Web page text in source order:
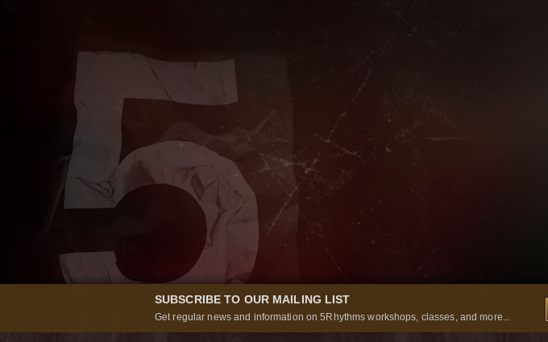
SUBSCRIBE TO OUR MAILING LIST
Get regular news and information on 5Rhythms workshops, classes, and more...